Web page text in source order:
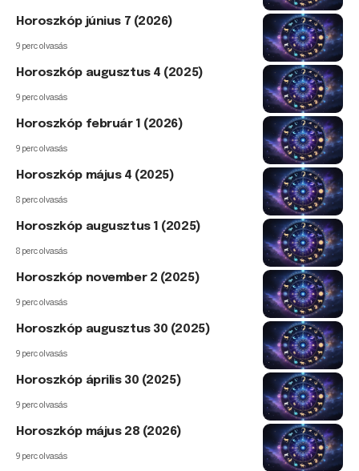
Horoszkóp június 7 (2026)
9 perc olvasás
Horoszkóp augusztus 4 (2025)
9 perc olvasás
Horoszkóp február 1 (2026)
9 perc olvasás
Horoszkóp május 4 (2025)
8 perc olvasás
Horoszkóp augusztus 1 (2025)
8 perc olvasás
Horoszkóp november 2 (2025)
9 perc olvasás
Horoszkóp augusztus 30 (2025)
9 perc olvasás
Horoszkóp április 30 (2025)
9 perc olvasás
Horoszkóp május 28 (2026)
9 perc olvasás